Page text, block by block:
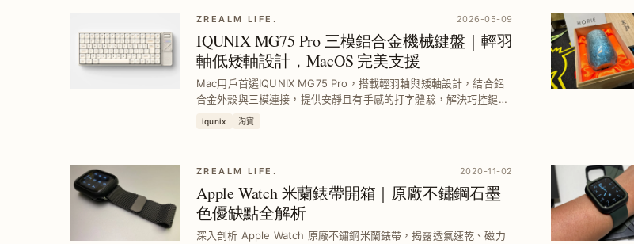
ZREALM LIFE. 2026-05-09
IQUNIX MG75 Pro 三模鋁合金機械鍵盤｜輕羽
軸低矮軸設計，MacOS 完美支援
Mac用戶首選IQUNIX MG75 Pro，搭載輕羽軸與矮軸設計，結合鋁
合金外殼與三模連接，提供安靜且有手感的打字體驗，解決巧控鍵盤
手感不足問題，輕鬆提升工作效率與舒適度。
iqunix 淘寶
ZREALM LIFE. 2020-11-02
Apple Watch 米蘭錶帶開箱｜原廠不鏽鋼石墨
色優缺點全解析
深入剖析 Apple Watch 原廠不鏽鋼米蘭錶帶，揭露透氣速乾、磁力